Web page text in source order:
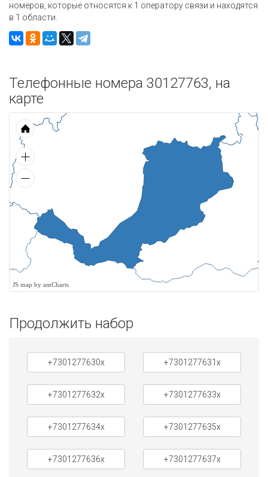
номеров, которые относятся к 1 оператору связи и находятся
в 1 области.
Телефонные номера 30127763, на
карте
JS map by amCharts
Продолжить набор
+7301277630x +7301277631x
+7301277632x +7301277633x
+7301277634x +7301277635x
+7301277636x +7301277637x